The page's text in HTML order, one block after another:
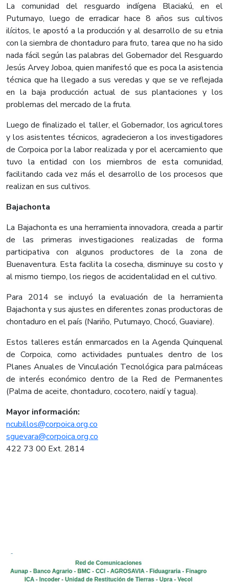
La comunidad del resguardo indígena Blaciakú, en el
Putumayo, luego de erradicar hace 8 años sus cultivos
ilícitos, le apostó a la producción y al desarrollo de su etnia
con la siembra de chontaduro para fruto, tarea que no ha sido
nada fácil según las palabras del Gobernador del Resguardo
Jesús Arvey Joboa, quien manifestó que es poca la asistencia
técnica que ha llegado a sus veredas y que se ve reflejada
en la baja producción actual de sus plantaciones y los
problemas del mercado de la fruta.
Luego de finalizado el taller, el Gobernador, los agricultores
y los asistentes técnicos, agradecieron a los investigadores
de Corpoica por la labor realizada y por el acercamiento que
tuvo la entidad con los miembros de esta comunidad,
facilitando cada vez más el desarrollo de los procesos que
realizan en sus cultivos.
Bajachonta
La Bajachonta es una herramienta innovadora, creada a partir
de las primeras investigaciones realizadas de forma
participativa con algunos productores de la zona de
Buenaventura. Esta facilita la cosecha, disminuye su costo y
al mismo tiempo, los riegos de accidentalidad en el cultivo.
Para 2014 se incluyó la evaluación de la herramienta
Bajachonta y sus ajustes en diferentes zonas productoras de
chontaduro en el país (Nariño, Putumayo, Chocó, Guaviare).
Estos talleres están enmarcados en la Agenda Quinquenal
de Corpoica, como actividades puntuales dentro de los
Planes Anuales de Vinculación Tecnológica para palmáceas
de interés económico dentro de la Red de Permanentes
(Palma de aceite, chontaduro, cocotero, naidí y tagua).
Mayor información:
ncubillos@corpoica.org.co
sguevara@corpoica.org.co
422 73 00 Ext. 2814